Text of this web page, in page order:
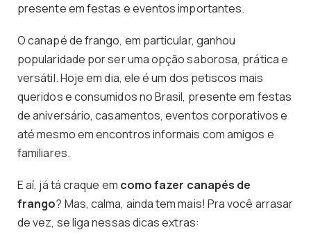
presente em festas e eventos importantes.
O canapé de frango, em particular, ganhou
popularidade por ser uma opção saborosa, prática e
versátil. Hoje em dia, ele é um dos petiscos mais
queridos e consumidos no Brasil, presente em festas
de aniversário, casamentos, eventos corporativos e
até mesmo em encontros informais com amigos e
familiares.
E aí, já tá craque em como fazer canapés de
frango? Mas, calma, ainda tem mais! Pra você arrasar
de vez, se liga nessas dicas extras: